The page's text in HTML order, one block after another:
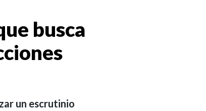
busca
un escrutinio